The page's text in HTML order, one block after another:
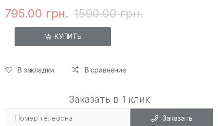
795.00 грн. 1590.00 грн.
КУПИТЬ
В закладки В сравнение
Заказать в 1 клик
Заказать